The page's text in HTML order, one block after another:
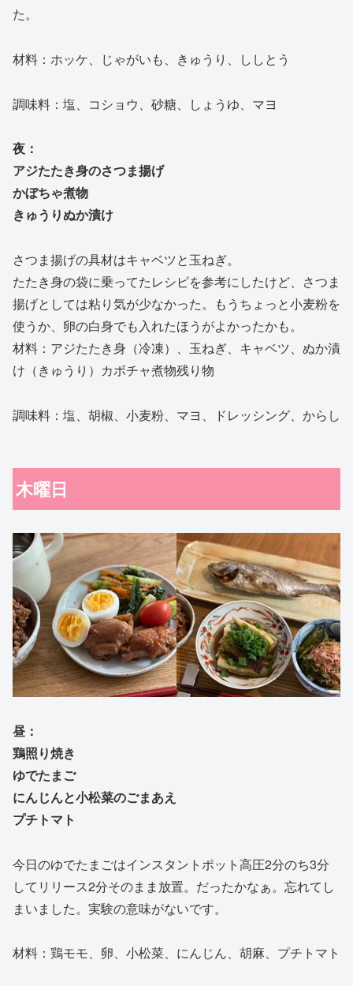
た。
材料：ホッケ、じゃがいも、きゅうり、ししとう
調味料：塩、コショウ、砂糖、しょうゆ、マヨ
夜：
アジたたき身のさつま揚げ
かぼちゃ煮物
きゅうりぬか漬け
さつま揚げの具材はキャベツと玉ねぎ。
たたき身の袋に乗ってたレシピを参考にしたけど、さつま
揚げとしては粘り気が少なかった。もうちょっと小麦粉を
使うか、卵の白身でも入れたほうがよかったかも。
材料：アジたたき身（冷凍）、玉ねぎ、キャベツ、ぬか漬
け（きゅうり）カボチャ煮物残り物
調味料：塩、胡椒、小麦粉、マヨ、ドレッシング、からし
木曜日
昼：
鶏照り焼き
ゆでたまご
にんじんと小松菜のごまあえ
プチトマト
今日のゆでたまごはインスタントポット高圧2分のち3分
してリリース2分そのまま放置。だったかなぁ。忘れてし
まいました。実験の意味がないです。
材料：鶏モモ、卵、小松菜、にんじん、胡麻、プチトマト